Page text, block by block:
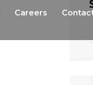
Careers